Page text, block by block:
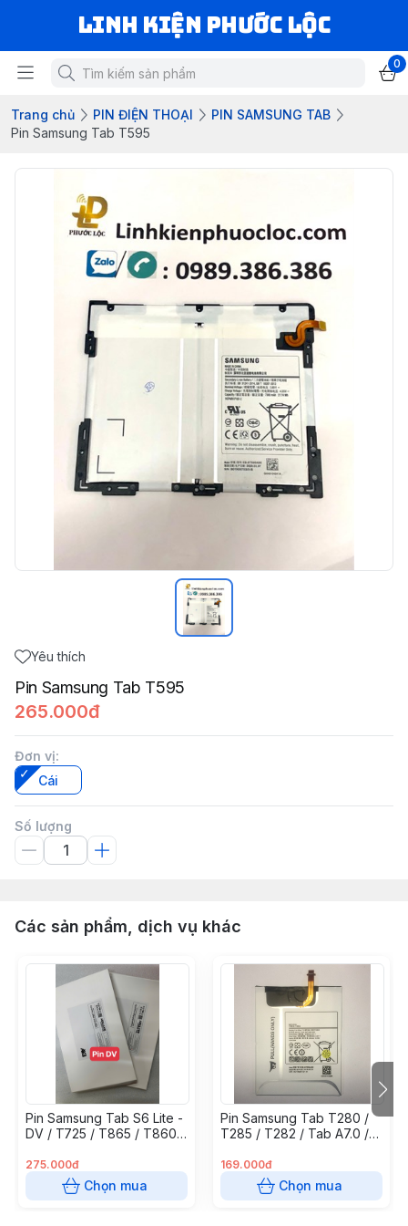
LINH KIỆN PHƯỚC LỘC
0
Trang chủ PIN ĐIỆN THOẠI
PIN SAMSUNG TAB
Pin Samsung Tab T595
Yêu thích
Pin Samsung Tab T595
265.000đ
Đơn vị:
Cái
Số lượng
Các sản phẩm, dịch vụ khác
Pin Samsung Tab S6 Lite -
DV / T725 / T865 / T860 /
BT725ABU - 7300mAh )
275.000đ
Chọn mua
Pin Samsung Tab T280 /
T285 / T282 / Tab A7.0 /
4000mAh
169.000đ
Chọn mua